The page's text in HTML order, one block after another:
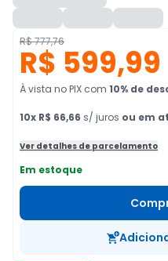
R$ 777,76
R$ 599,99
À vista no PIX com 10% de
10x R$ 66,66 s/ juros ou em
Ver detalhes de parcelamento
Em estoque